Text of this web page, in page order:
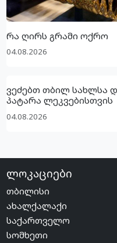
რა ღირს გრამი ოქრო
04.08.2026
ვეძებთ თბილ სახლსა
პატარა ლეკვებისთვის
04.08.2026
ლოკაციები
თბილისი
ახალქალაქი
საქართველო
სომხეთი